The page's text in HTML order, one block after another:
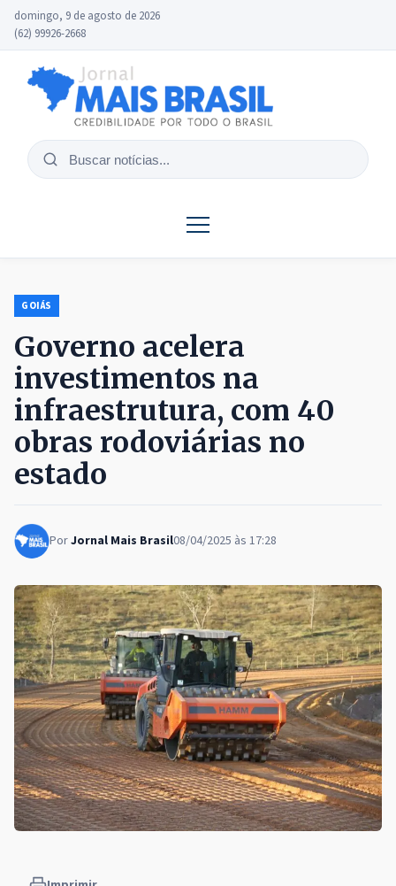
domingo, 9 de agosto de 2026
(62) 99926-2668
Buscar
GOIÁS
Governo acelera
investimentos na
infraestrutura, com 40
obras rodoviárias no
estado
PorJornal Mais Brasil08/04/2025 às 17:28